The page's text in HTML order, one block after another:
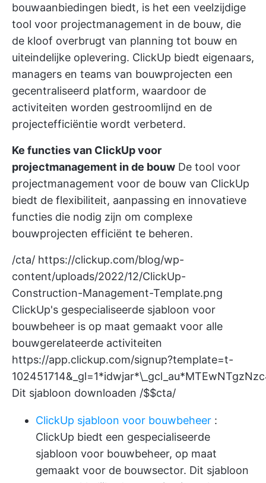
bouwaanbiedingen biedt, is het een veelzijdige
tool voor projectmanagement in de bouw, die
de kloof overbrugt van planning tot bouw en
uiteindelijke oplevering. ClickUp biedt eigenaars,
managers en teams van bouwprojecten een
gecentraliseerd platform, waardoor de
activiteiten worden gestroomlijnd en de
projectefficiëntie wordt verbeterd.
Ke functies van ClickUp voor
projectmanagement in de bouw De tool voor
projectmanagement voor de bouw van ClickUp
biedt de flexibiliteit, aanpassing en innovatieve
functies die nodig zijn om complexe
bouwprojecten efficiënt te beheren.
/cta/ https://clickup.com/blog/wp-
content/uploads/2022/12/ClickUp-
Construction-Management-Template.png
ClickUp's gespecialiseerde sjabloon voor
bouwbeheer is op maat gemaakt voor alle
bouwgerelateerde activiteiten
https://app.clickup.com/signup?template=t-
Dit sjabloon downloaden /$$cta/
ClickUp sjabloon voor bouwbeheer :
ClickUp biedt een gespecialiseerde
sjabloon voor bouwbeheer, op maat
gemaakt voor de bouwsector. Dit sjabloon